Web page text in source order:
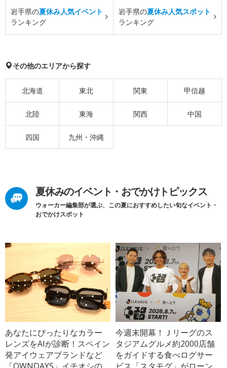
岩手県の夏休み人気イベント
ランキング
岩手県の夏休み人気スポット
ランキング
その他のエリアから探す
北海道 東北 関東 甲信越
北陸 東海 関西 中国
四国 九州・沖縄
夏休みのイベント・おでかけトピックス
ウォーカー編集部が選ぶ、この夏におすすめしたい旬なイベント・
おでかけスポット
あなたにぴったりなカラー
レンズをAIが診断！スペイン
発アイウェアブランドなど
「OWNDAYS」イチオシの
今週末開幕！Ｊリーグのス
タジアムグルメ約2000店舗
をガイドする食べログサー
ビス「スタモグ」がローン